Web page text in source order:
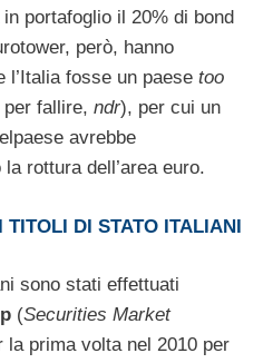
portafoglio il 20% di bond
però, hanno
l’Italia fosse un paese too
per fallire, ndr), per cui un
avrebbe
rottura dell’area euro.
TITOLI DI STATO ITALIANI
sono stati effettuati
(Securities Market
la prima volta nel 2010 per